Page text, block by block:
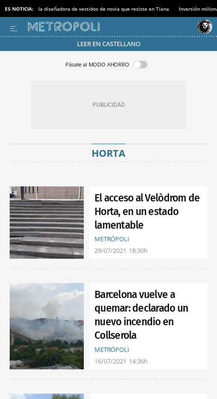
ES NOTICIA: la diseñadora de vestidos de novia que resiste en Tiana Inversión
LEER EN CASTELLANO
Pásate al MODO AHORRO
HORTA
El acceso al Velòdrom de
Horta, en un estado
lamentable
METRÓPOLI
29/07/2021 18:30h
Barcelona vuelve a
quemar: declarado un
nuevo incendio en
Collserola
METRÓPOLI
16/07/2021 14:36h